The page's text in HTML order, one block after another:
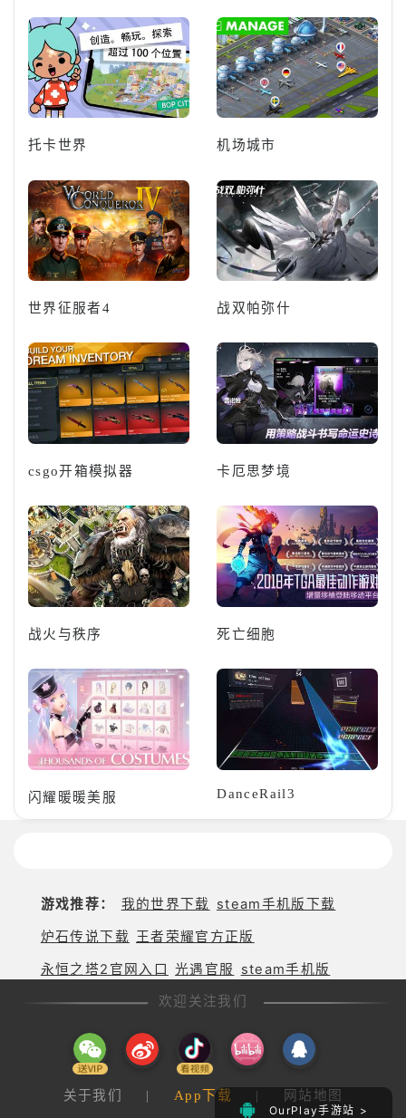
OurPlay手游站 >
托卡世界 机场城市
世界征服者4 战双帕弥什
csgo开箱模拟器 卡厄思梦境
战火与秩序 死亡细胞
闪耀暖暖美服 DanceRail3
游戏推荐： 我的世界下载 steam手机版下载
炉石传说下载 王者荣耀官方正版
永恒之塔2官网入口 光遇官服
steam手机版
欢迎关注我们
关于我们 | App下载 | 网站地图